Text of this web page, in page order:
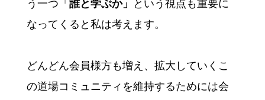
う一つ「 誰と学ぶか」
という視点も重要に
なってくると私は考えます。
どんどん会員様方も増え、拡大していくこ
の道場コミュニティを維持するためには会